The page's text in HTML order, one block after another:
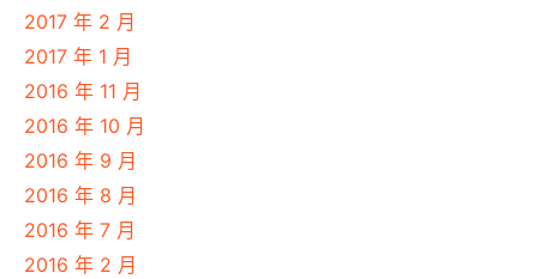
2017 年 2 月
2017 年 1 月
2016 年 11 月
2016 年 10 月
2016 年 9 月
2016 年 8 月
2016 年 7 月
2016 年 2 月